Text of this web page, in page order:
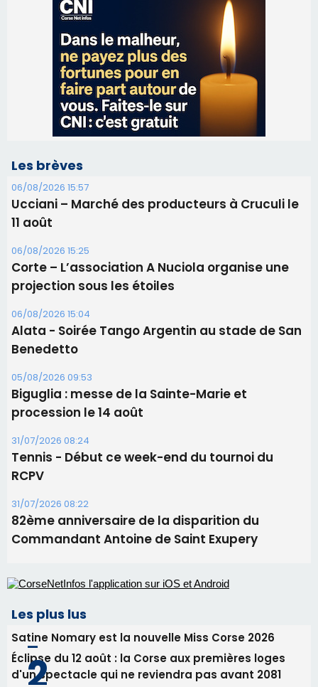
Les brèves
06/08/2026 15:57
Ucciani – Marché des producteurs à Cruculi le
11 août
06/08/2026 15:25
Corte – L’association A Nuciola organise une
projection sous les étoiles
06/08/2026 15:04
Alata - Soirée Tango Argentin au stade de San
Benedetto
05/08/2026 09:53
Biguglia : messe de la Sainte-Marie et
procession le 14 août
31/07/2026 08:24
Tennis - Début ce week-end du tournoi du
RCPV
31/07/2026 08:22
82ème anniversaire de la disparition du
Commandant Antoine de Saint Exupery
Les plus lus
Satine Nomary est la nouvelle Miss Corse 2026
Éclipse du 12 août : la Corse aux premières loges
d'un spectacle qui ne reviendra pas avant 2081